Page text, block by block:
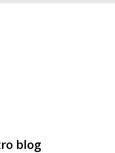
blog